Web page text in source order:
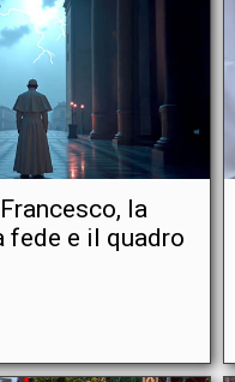
la
fede e il quadro